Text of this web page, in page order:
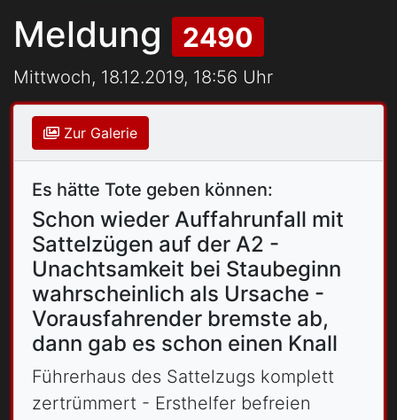
Meldung 2490
Mittwoch, 18.12.2019, 18:56 Uhr
Zur Galerie
Es hätte Tote geben können:
Schon wieder Auffahrunfall mit
Sattelzügen auf der A2 -
Unachtsamkeit bei Staubeginn
wahrscheinlich als Ursache -
Vorausfahrender bremste ab,
dann gab es schon einen Knall
Führerhaus des Sattelzugs komplett
zertrümmert - Ersthelfer befreien